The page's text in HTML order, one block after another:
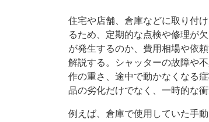
住宅や店舗、倉庫などに取り付
るため、定期的な点検や修理が欠
が発生するのか、費用相場や依
解説する。シャッターの故障や
作の重さ、途中で動かなくなる
品の劣化だけでなく、一時的な
例えば、倉庫で使用していた手